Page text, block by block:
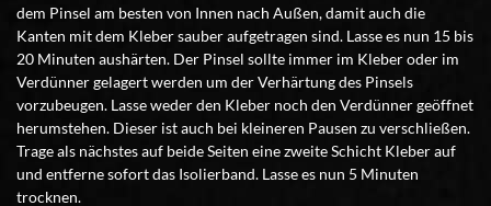
dem Pinsel am besten von Innen nach Außen, damit auch die
Kanten mit dem Kleber sauber aufgetragen sind. Lasse es nun 15 bis
20 Minuten aushärten. Der Pinsel sollte immer im Kleber oder im
Verdünner gelagert werden um der Verhärtung des Pinsels
vorzubeugen. Lasse weder den Kleber noch den Verdünner geöffnet
herumstehen. Dieser ist auch bei kleineren Pausen zu verschließen.
Trage als nächstes auf beide Seiten eine zweite Schicht Kleber auf
und entferne sofort das Isolierband. Lasse es nun 5 Minuten
trocknen.